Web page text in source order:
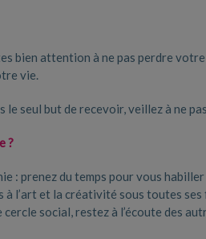
bien attention à ne pas perdre
vie.
le seul but de recevoir, veillez à ne
?
: prenez du temps pour vous
à l’art et la créativité sous toutes ses
social, restez à l’écoute des